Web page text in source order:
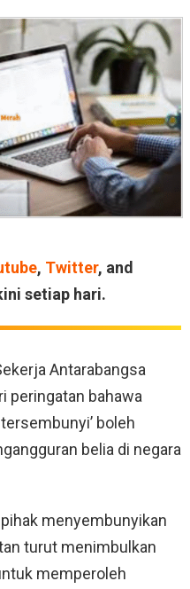
, Twitter, and
setiap hari.
Antarabangsa
peringatan bahawa
boleh
belia di negara
menyembunyikan
turut menimbulkan
memperoleh